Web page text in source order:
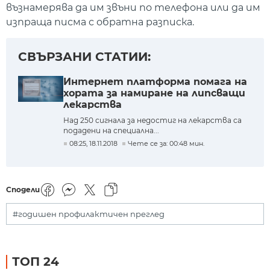
възнамерява да им звъни по телефона или да им
изпраща писма с обратна разписка.
СВЪРЗАНИ СТАТИИ:
Интернет платформа помага на
хората за намиране на липсващи
лекарства
Над 250 сигнала за недостиг на лекарства са
подадени на специална...
08:25, 18.11.2018 Чете се за: 00:48 мин.
Сподели
#годишен профилактичен преглед
ТОП 24